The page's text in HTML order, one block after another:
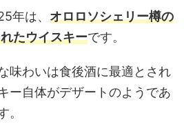
年は、 オロロソシェリー樽の
たウイスキーです。
味わいは食後酒に最適とされ
ー自体がデザートのようであ
。